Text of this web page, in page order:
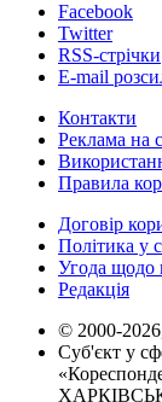
Facebook
Twitter
RSS-стрічки
E-mail
Контакти
Реклама на
Правила
Договір
Політика у
Угода щодо
Редакція
© 2000-
Суб'єкт у